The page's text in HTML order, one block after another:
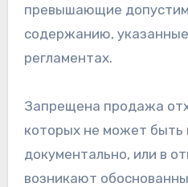
превышающие
содержанию,
регламентах.
Запрещена продажа
которых не может
документально, или в
возникают